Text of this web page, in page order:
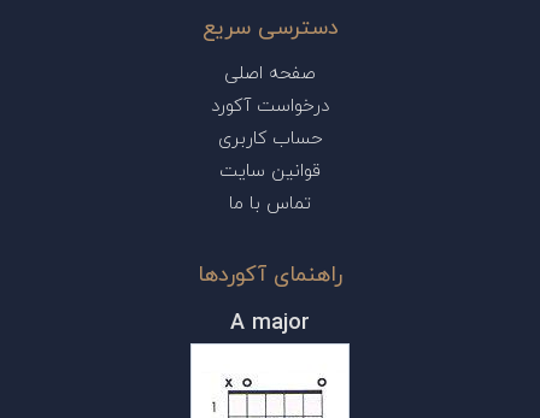
دسترسی سریع
صفحه اصلی
درخواست آکورد
حساب کاربری
قوانین سایت
تماس با ما
راهنمای آکوردها
A major